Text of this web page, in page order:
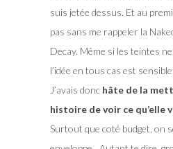
suis jetée dessus. Et au
pas sans me rappeler la
Decay. Même si les teintes
l’idée en tous cas est
J’avais donc hâte de la
histoire de voir ce qu’elle
Surtout que coté budget, on